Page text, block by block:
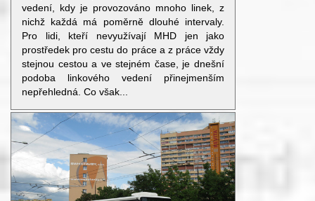
vedení, kdy je provozováno mnoho linek, z
nichž každá má poměrně dlouhé intervaly.
Pro lidi, kteří nevyužívají MHD jen jako
prostředek pro cestu do práce a z práce vždy
stejnou cestou a ve stejném čase, je dnešní
podoba linkového vedení přinejmenším
nepřehledná. Co však...